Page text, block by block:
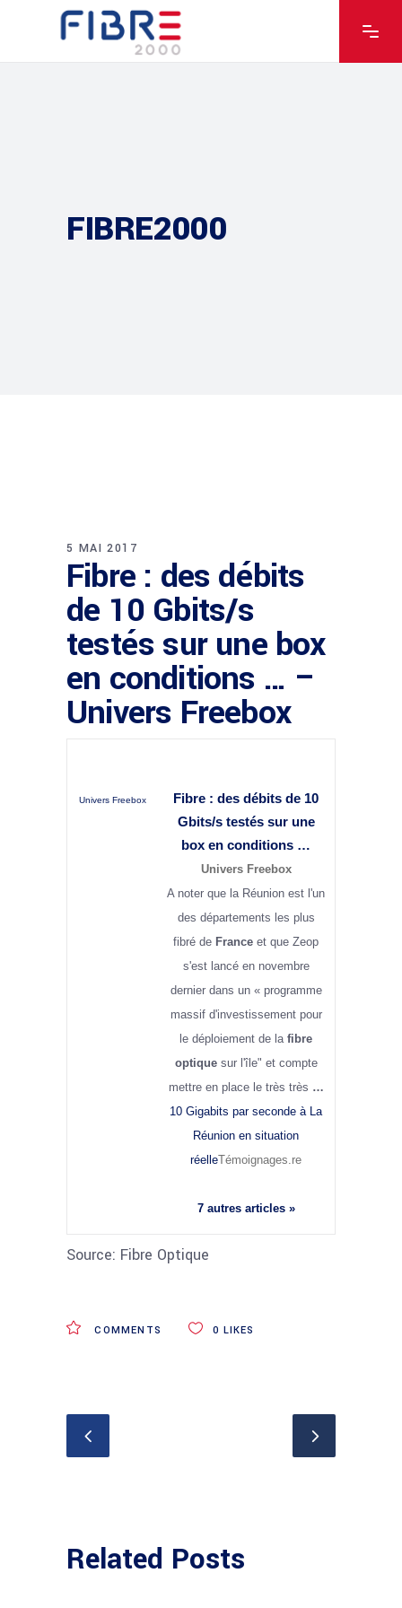
FIBRE2000
5 MAI 2017
Fibre : des débits
de 10 Gbits/s
testés sur une box
en conditions … –
Univers Freebox
Univers Freebox Fibre : des débits de 10
Gbits/s testés sur une
box en conditions …
Univers Freebox
A noter que la Réunion est l'un
des départements les plus
fibré de France et que Zeop
s'est lancé en novembre
dernier dans un « programme
massif d'investissement pour
le déploiement de la fibre
optiquesur l'île" et compte
mettre en place le très très …
10 Gigabits par seconde à La
Réunion en situation
réelleTémoignages.re
7 autres articles »
Source: Fibre Optique
COMMENTS 0 LIKES
Related Posts